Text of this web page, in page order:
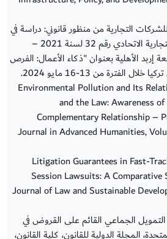
التجارية من منظور قانوني: دراسة في
ضوء قانون الشركات التجارية الاتحادي رقم 32 لسنة 2021 –
إربد الأهلية بعنوان "ذكاء الأعمال: الفرص
الفترة من 13-16 مايو 2024.
Environmental Pollution and Its
and the Law: Awareness
Complementary Relationship –
Journal in Advanced Humanities,
Litigation Guarantees in Fast-
Session Lawsuits: A
Journal of Law and Sustainable
التمويل الجماعي القائم على القروض في
المجلة الدولية للقانون، كلية القانون،